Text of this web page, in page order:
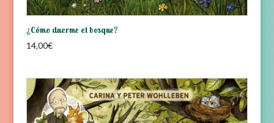
¿Cómo duerme el bosque?
14,00€